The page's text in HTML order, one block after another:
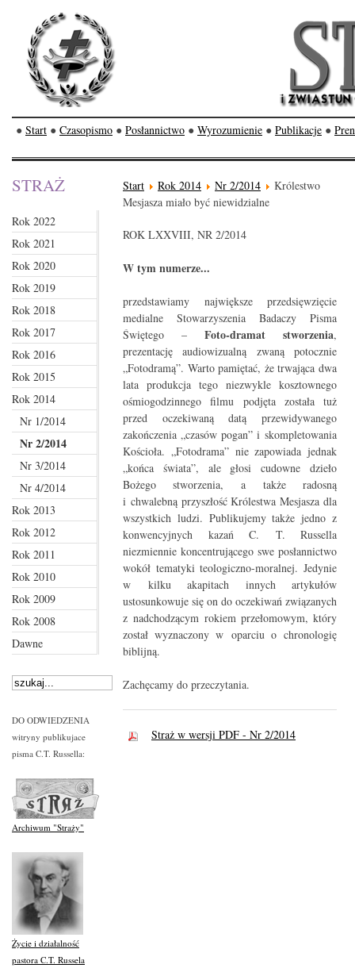
● Start ● Czasopismo ● Posłannictwo ● Wyrozumienie ● Publikacje ●
STRAŻ
Rok 2022
Rok 2021
Rok 2020
Rok 2019
Rok 2018
Rok 2017
Rok 2016
Rok 2015
Rok 2014
Nr 1/2014
Nr 2/2014
Nr 3/2014
Nr 4/2014
Rok 2013
Rok 2012
Rok 2011
Rok 2010
Rok 2009
Rok 2008
Dawne
DO ODWIEDZENIA
witryny publikujace
pisma C.T. Russella:
Archiwum "Straży"
Życie i działalność
pastora C.T. Russela
Start Rok 2014 Nr 2/2014
Królestwo
Mesjasza miało być niewidzialne
ROK LXXVIII, NR 2/2014
W tym numerze...
przedstawiamy największe przedsięwzięcie
medialne Stowarzyszenia Badaczy Pisma
Świętego – Foto-dramat stworzenia,
prezentację audiowizualną zwaną potocznie
„Fotodramą”. Warto pamiętać, że trwająca dwa
lata produkcja tego niezwykle kosztownego
ośmiogodzinnego filmu podjęta została tuż
przed oczekiwaną datą przewidywanego
zakończenia „czasów pogan” i skompletowania
Kościoła. „Fotodrama” nie zapowiada jednak
„końca świata”, ale głosi cudowne dzieło
Bożego stworzenia, a także radosną
i chwalebną przyszłość Królestwa Mesjasza dla
wszystkich ludzi. Publikujemy także jedno z
konwencyjnych kazań C. T. Russella
niezmiennie koncentrującego swe posłannictwo
wokół tematyki teologiczno-moralnej. Jedynie
w kilku akapitach innych artykułów
ustosunkowuje się on do oczekiwań związanych
z nadchodzącym rokiem przełomowym, który
został wyznaczony w oparciu o chronologię
biblijną.
Zachęcamy do przeczytania.
Straż w wersji PDF - Nr 2/2014